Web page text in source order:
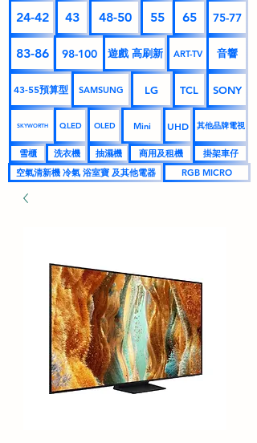
24-42 43 48-50 55 65 75-77
83-86 98-100 遊戲 高刷新 ART-TV 音響
43-55預算型 SAMSUNG LG TCL SONY
SKYWORTH QLED OLED Mini UHD 其他品牌電視
雪櫃 洗衣機 抽濕機 商用及租機
掛架車仔
空氣清新機 冷氣 浴室寶 及其他電器
RGB MICRO